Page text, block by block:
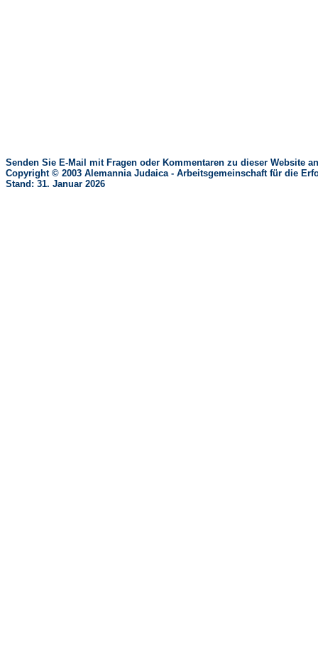
Senden Sie E-Mail mit Fragen oder Kommentaren zu dieser Website
Copyright © 2003 Alemannia Judaica - Arbeitsgemeinschaft für die
Stand: 31. Januar 2026